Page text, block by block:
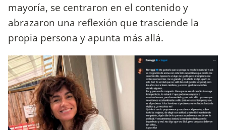
mayoría, se centraron en el contenido y
abrazaron una reflexión que trasciende la
propia persona y apunta más allá.